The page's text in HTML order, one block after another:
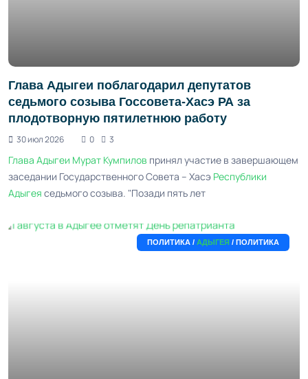
Глава Адыгеи поблагодарил депутатов
седьмого созыва Госсовета-Хасэ РА за
плодотворную пятилетнюю работу
30 июл 2026 0 3
Глава Адыгеи Мурат Кумпилов принял участие в завершающем
заседании Государственного Совета – Хасэ Республики
Адыгея седьмого созыва. "Позади пять лет
ПОЛИТИКА / АДЫГЕЯ / ПОЛИТИКА